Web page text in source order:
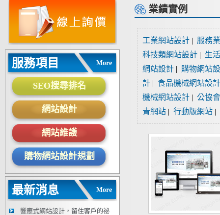
服務項目 More
SEO搜尋排名
網站設計
網站維護
購物網站設計規劃
最新消息 More
響應式網站設計，留住客戶的祕
業績實例
工業網站設計 | 服務
科技類網站設計 | 生
網站設計 | 購物網站
計 | 食品機械網站設計
機械網站設計 | 公協
青網站 | 行動版網站 |